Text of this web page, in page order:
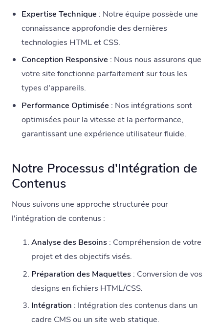
Expertise Technique : Notre équipe possède une
connaissance approfondie des dernières
technologies HTML et CSS.
Conception Responsive : Nous nous assurons que
votre site fonctionne parfaitement sur tous les
types d'appareils.
Performance Optimisée : Nos intégrations sont
optimisées pour la vitesse et la performance,
garantissant une expérience utilisateur fluide.
Notre Processus d'Intégration de
Contenus
Nous suivons une approche structurée pour
l'intégration de contenus :
Analyse des Besoins : Compréhension de votre
projet et des objectifs visés.
Préparation des Maquettes : Conversion de vos
designs en fichiers HTML/CSS.
Intégration : Intégration des contenus dans un
cadre CMS ou un site web statique.